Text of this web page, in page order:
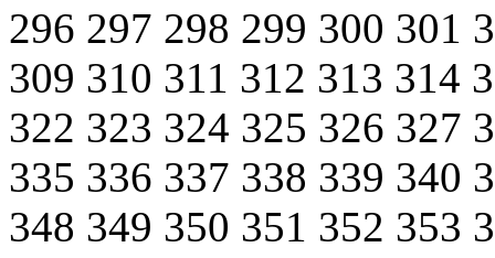
296 297 298 299 300 301
309 310 311 312 313 314
322 323 324 325 326 327
335 336 337 338 339 340
348 349 350 351 352 353